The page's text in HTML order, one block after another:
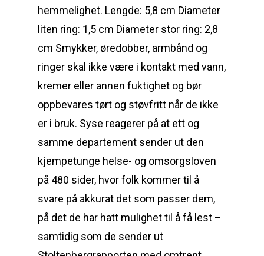
hemmelighet. Lengde: 5,8 cm Diameter
liten ring: 1,5 cm Diameter stor ring: 2,8
cm Smykker, øredobber, armbånd og
ringer skal ikke være i kontakt med vann,
kremer eller annen fuktighet og bør
oppbevares tørt og støvfritt når de ikke
er i bruk. Syse reagerer på at ett og
samme departement sender ut den
kjempetunge helse- og omsorgsloven
på 480 sider, hvor folk kommer til å
svare på akkurat det som passer dem,
på det de har hatt mulighet til å få lest –
samtidig som de sender ut